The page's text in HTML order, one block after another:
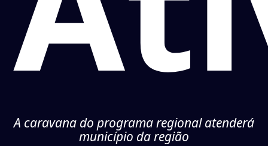
A caravana do programa regional atenderá
município da região